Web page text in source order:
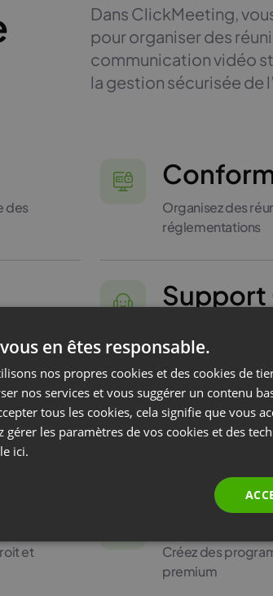
Dans ClickMeeting,
pour organiser des
communication vidéo
la gestion sécurisée de
des
Organisez des
réglementations
Support
Bénéficiez de
Connectez
et
Créez des
premium
en êtes responsable.
nos propres cookies et des cookies de
nos services et vous suggérer un contenu
tous les cookies, cela signifie que vous
les paramètres de vos cookies et des
ici.